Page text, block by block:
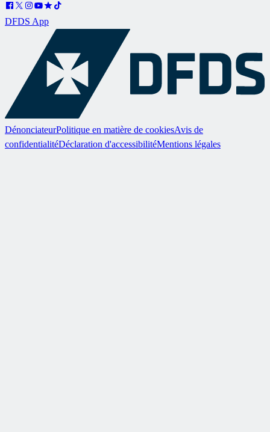
DFDS App
DénonciateurPolitique en matière de cookiesAvis de
confidentialitéDéclaration d'accessibilitéMentions légales